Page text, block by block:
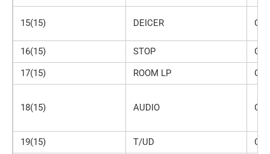
15(15) DEICER
16(15) STOP
17(15)
ROOM LP
18(15) AUDIO
19(15) T/UD